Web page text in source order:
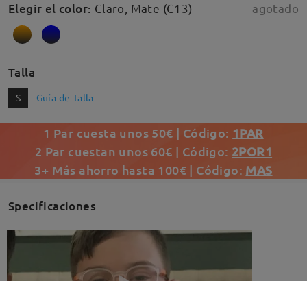
Elegir el color: Claro, Mate (C13) agotado
Talla
S Guía de Talla
1 Par cuesta unos 50€ | Código: 1PAR
2 Par cuestan unos 60€ | Código: 2POR1
3+ Más ahorro hasta 100€ | Código: MAS
Specificaciones